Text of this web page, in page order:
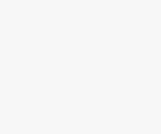
data is